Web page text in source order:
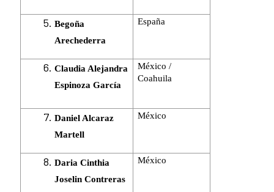
Begoña
Arechederra
España
Claudia Alejandra
Espinoza García
México /
Coahuila
Daniel Alcaraz
Martell
México
Daria Cinthia
Joselin Contreras
México